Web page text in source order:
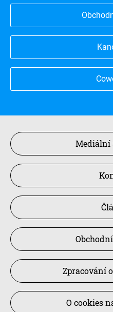
Mediální
Zpracování
O cookies